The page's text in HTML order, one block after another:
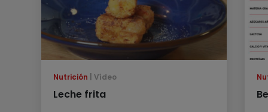
Nutrición Vídeo
Leche frita